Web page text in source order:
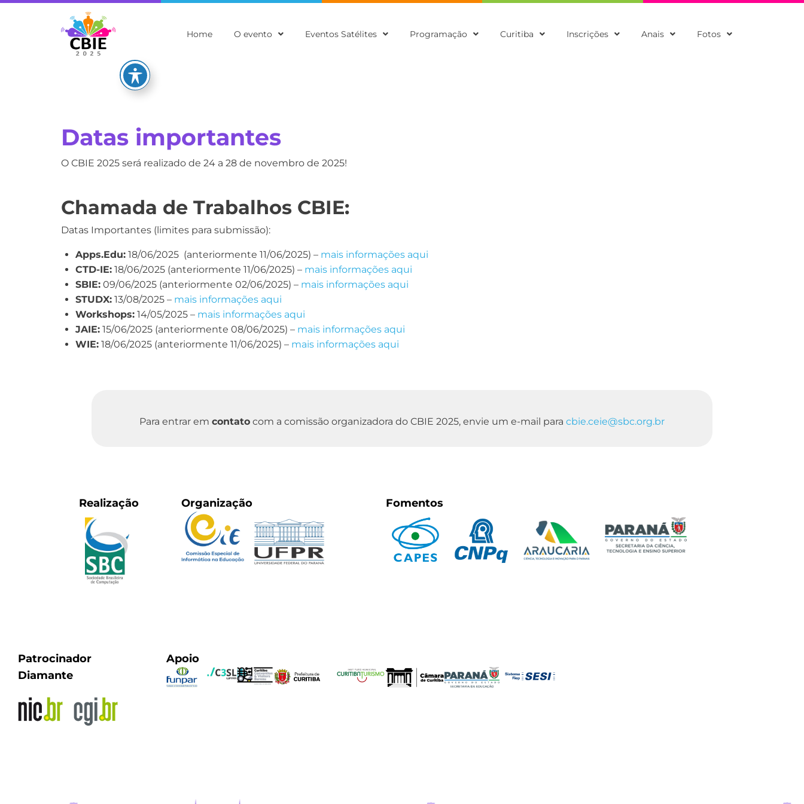
Home O evento Eventos Satélites Programação Curitiba Inscrições Anais Fotos
Datas importantes
O CBIE 2025 será realizado de 24 a 28 de novembro de 2025!
Chamada de Trabalhos CBIE:
Datas Importantes (limites para submissão):
Apps.Edu: 18/06/2025 (anteriormente 11/06/2025) – mais informações aqui
CTD-IE: 18/06/2025 (anteriormente 11/06/2025) – mais informações aqui
SBIE: 09/06/2025 (anteriormente 02/06/2025) – mais informações aqui
STUDX: 13/08/2025 – mais informações aqui
Workshops: 14/05/2025 – mais informações aqui
JAIE: 15/06/2025 (anteriormente 08/06/2025) – mais informações aqui
WIE: 18/06/2025 (anteriormente 11/06/2025) – mais informações aqui
Para entrar em contato com a comissão organizadora do CBIE 2025, envie um e-mail para cbie.ceie@sbc.org.br
Realização Organização Fomentos
Patrocinador
Diamante
Apoio